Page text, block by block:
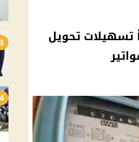
تسهيلات تحويل
4